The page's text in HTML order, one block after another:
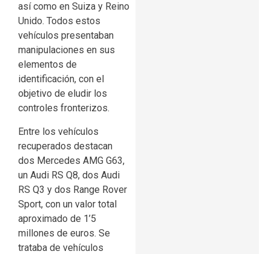
así como en Suiza y Reino
Unido. Todos estos
vehículos presentaban
manipulaciones en sus
elementos de
identificación, con el
objetivo de eludir los
controles fronterizos.
Entre los vehículos
recuperados destacan
dos Mercedes AMG G63,
un Audi RS Q8, dos Audi
RS Q3 y dos Range Rover
Sport, con un valor total
aproximado de 1’5
millones de euros. Se
trataba de vehículos